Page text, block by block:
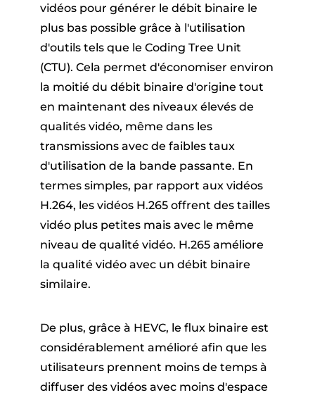
vidéos pour générer le débit binaire le
plus bas possible grâce à l'utilisation
d'outils tels que le Coding Tree Unit
(CTU). Cela permet d'économiser environ
la moitié du débit binaire d'origine tout
en maintenant des niveaux élevés de
qualités vidéo, même dans les
transmissions avec de faibles taux
d'utilisation de la bande passante. En
termes simples, par rapport aux vidéos
H.264, les vidéos H.265 offrent des tailles
vidéo plus petites mais avec le même
niveau de qualité vidéo. H.265 améliore
la qualité vidéo avec un débit binaire
similaire.
De plus, grâce à HEVC, le flux binaire est
considérablement amélioré afin que les
utilisateurs prennent moins de temps à
diffuser des vidéos avec moins d'espace